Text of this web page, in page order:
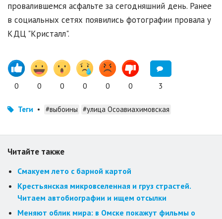
провалившемся асфальте за сегодняшний день. Ранее
в социальных сетях появились фотографии провала у
КДЦ "Кристалл".
0 0 0 0 0 0 3
Теги • #выбоины #улица Осоавиахимовская
Читайте также
Смакуем лето с барной картой
Крестьянская микровселенная и груз страстей.
Читаем автобиографии и ищем отсылки
Меняют облик мира: в Омске покажут фильмы о